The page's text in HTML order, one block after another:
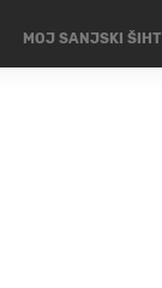
MOJ SANJSKI ŠIHT